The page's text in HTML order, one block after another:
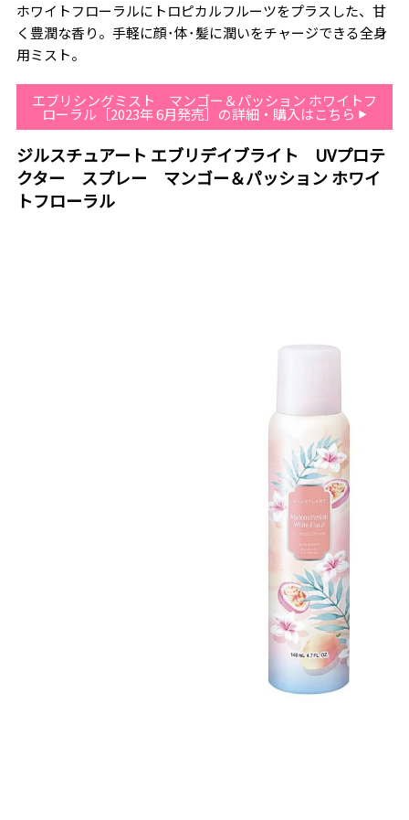
ホワイトフローラルにトロピカルフルーツをプラスした、甘
く豊潤な香り。手軽に顔･体･髪に潤いをチャージできる全身
用ミスト。
エブリシングミスト マンゴー＆パッション ホワイトフ
ローラル［2023年 6月発売］の詳細・購入はこちら
ジルスチュアート エブリデイブライト UVプロテ
クター スプレー マンゴー＆パッション ホワイ
トフローラル